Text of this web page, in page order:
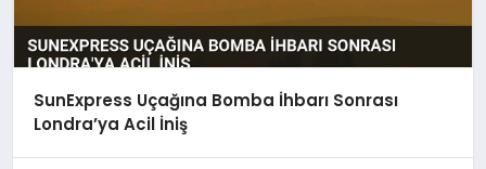
SunExpress Uçağına Bomba İhbarı Sonrası
Londra’ya Acil İniş